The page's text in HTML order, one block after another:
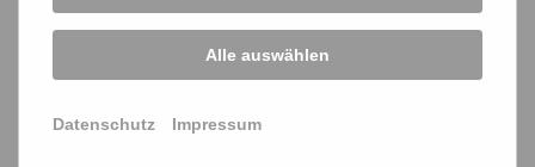
Alle auswählen
Datenschutz Impressum